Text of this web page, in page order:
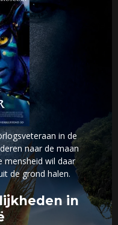
in de
naar de maan
mensheid wil daar
de grond halen.
in